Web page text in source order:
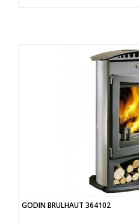
GODIN BRULHAUT 364102